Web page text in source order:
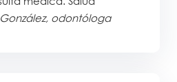
González, odontóloga